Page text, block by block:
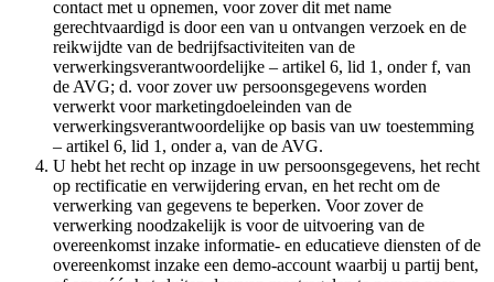
contact met u opnemen, voor zover dit met name
gerechtvaardigd is door een van u ontvangen verzoek en de
reikwijdte van de bedrijfsactiviteiten van de
verwerkingsverantwoordelijke – artikel 6, lid 1, onder f, van
de AVG; d. voor zover uw persoonsgegevens worden
verwerkt voor marketingdoeleinden van de
verwerkingsverantwoordelijke op basis van uw toestemming
– artikel 6, lid 1, onder a, van de AVG.
U hebt het recht op inzage in uw persoonsgegevens, het recht
op rectificatie en verwijdering ervan, en het recht om de
verwerking van gegevens te beperken. Voor zover de
verwerking noodzakelijk is voor de uitvoering van de
overeenkomst inzake informatie- en educatieve diensten of de
overeenkomst inzake een demo-account waarbij u partij bent,